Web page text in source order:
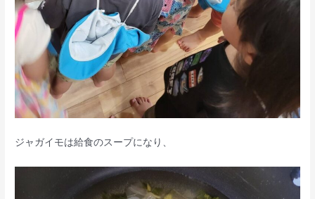
ジャガイモは給食のスープになり、